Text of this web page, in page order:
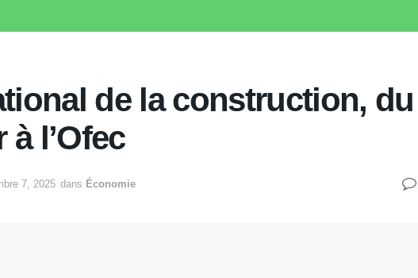
de la construction, du
à l’Ofec
7, 2025 dans Économie